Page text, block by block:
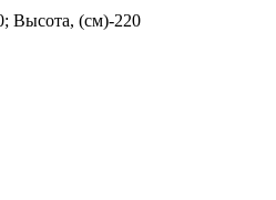
Высота, (см)-220